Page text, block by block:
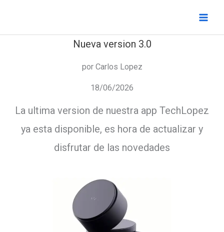
contenido
Nueva version 3.0
por Carlos Lopez
18/06/2026
La ultima version de nuestra app TechLopez
ya esta disponible, es hora de actualizar y
disfrutar de las novedades